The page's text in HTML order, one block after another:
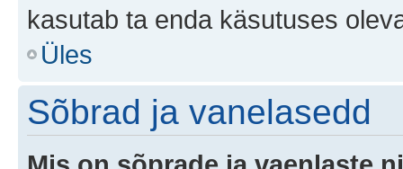
kasutab ta enda käsutuses
Üles
Sõbrad ja vanelasedd